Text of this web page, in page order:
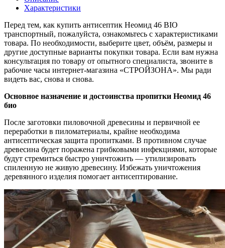
Характеристики
Перед тем, как купить антисептик Неомид 46 BIO
транспортный, пожалуйста, ознакомьтесь с характеристиками
товара. По необходимости, выберите цвет, объём, размеры и
другие доступные варианты покупки товара. Если вам нужна
консультация по товару от опытного специалиста, звоните в
рабочие часы интернет-магазина «СТРОЙЗОНА». Мы ради
видеть вас, снова и снова.
Основное назначение и достоинства пропитки Неомид 46
био
После заготовки пиловочной древесины и первичной ее
переработки в пиломатериалы, крайне необходима
антисептическая защита пропитками. В противном случае
древесина будет поражена грибковыми инфекциями, которые
будут стремиться быстро уничтожить — утилизировать
спиленную не живую древесину. Избежать уничтожения
деревянного изделия помогает антисептирование.